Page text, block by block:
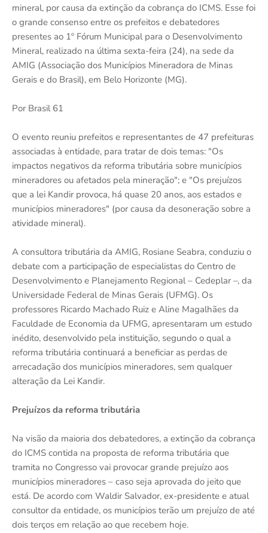
mineral, por causa da extinção da cobrança do ICMS. Esse foi
o grande consenso entre os prefeitos e debatedores
presentes ao 1º Fórum Municipal para o Desenvolvimento
Mineral, realizado na última sexta-feira (24), na sede da
AMIG (Associação dos Municípios Mineradora de Minas
Gerais e do Brasil), em Belo Horizonte (MG).
Por Brasil 61
O evento reuniu prefeitos e representantes de 47 prefeituras
associadas à entidade, para tratar de dois temas: "Os
impactos negativos da reforma tributária sobre municípios
mineradores ou afetados pela mineração"; e "Os prejuízos
que a lei Kandir provoca, há quase 20 anos, aos estados e
municípios mineradores" (por causa da desoneração sobre a
atividade mineral).
A consultora tributária da AMIG, Rosiane Seabra, conduziu o
debate com a participação de especialistas do Centro de
Desenvolvimento e Planejamento Regional – Cedeplar –, da
Universidade Federal de Minas Gerais (UFMG). Os
professores Ricardo Machado Ruiz e Aline Magalhães da
Faculdade de Economia da UFMG, apresentaram um estudo
inédito, desenvolvido pela instituição, segundo o qual a
reforma tributária continuará a beneficiar as perdas de
arrecadação dos municípios mineradores, sem qualquer
alteração da Lei Kandir.
Prejuízos da reforma tributária
Na visão da maioria dos debatedores, a extinção da cobrança
do ICMS contida na proposta de reforma tributária que
tramita no Congresso vai provocar grande prejuízo aos
municípios mineradores – caso seja aprovada do jeito que
está. De acordo com Waldir Salvador, ex-presidente e atual
consultor da entidade, os municípios terão um prejuízo de até
dois terços em relação ao que recebem hoje.